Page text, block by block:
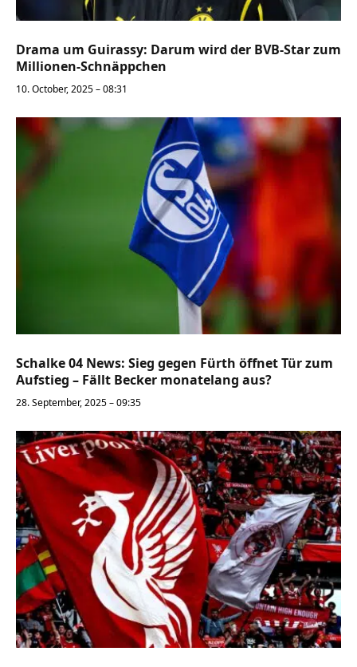
Drama um Guirassy: Darum wird der BVB-Star zum
Millionen-Schnäppchen
10. October, 2025 – 08:31
Schalke 04 News: Sieg gegen Fürth öffnet Tür zum
Aufstieg – Fällt Becker monatelang aus?
28. September, 2025 – 09:35